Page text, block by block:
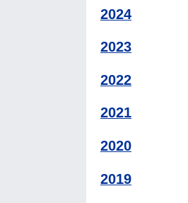
2024
2023
2022
2021
2020
2019